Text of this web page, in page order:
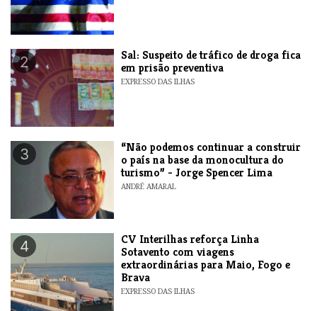
2
​Sal: Suspeito de tráfico de droga fica
em prisão preventiva
EXPRESSO DAS ILHAS
3
“Não podemos continuar a construir
o país na base da monocultura do
turismo” - Jorge Spencer Lima
ANDRÉ AMARAL
4
​CV Interilhas reforça Linha
Sotavento com viagens
extraordinárias para Maio, Fogo e
Brava
EXPRESSO DAS ILHAS